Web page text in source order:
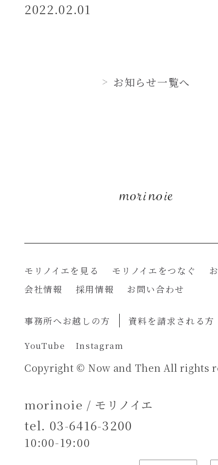
2022.02.01
お知らせ一覧へ
モリノイエを見る モリノイエをつなぐ
会社情報
採用情報 お問い合わせ
事務所へお越しの方 資料を請求される方
YouTube Instagram
Copyright © Now and Then All rights
morinoie / モリノイエ
tel. 03-6416-3200
10:00-19:00